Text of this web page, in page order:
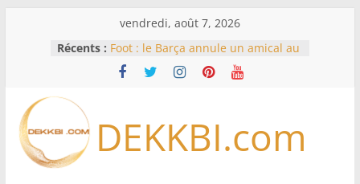
vendredi, août 7, 2026
Récents : Foot : le Barça annule un amical au
Maroc après la crise migratoire de
Ceuta
2026 : Le secteur confirme sa
dynamique
DEKKBI.com